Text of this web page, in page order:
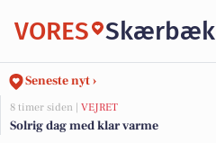
VORES Skærbæk
Seneste nyt ›
8 timer siden | VEJRET
Solrig dag med klar varme